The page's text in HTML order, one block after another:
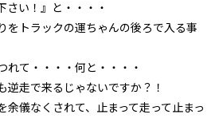
さい！』と・・・・
をトラックの運ちゃんの後ろで入る事
れて・・・・何と・・・・
逆走で来るじゃないですか？！
余儀なくされて、止まって走って止まっ